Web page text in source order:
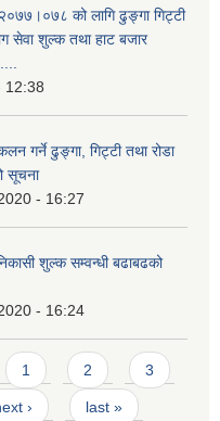
को लागि ढुङ्गा गिट्टी
सेवा शुल्क तथा हाट बजार
12:38
गर्ने ढुङ्गा, गिट्टी तथा रोडा
सूचना
- 16:27
शुल्क सम्वन्धी बढाबढको
- 16:24
1 2 3
› last »